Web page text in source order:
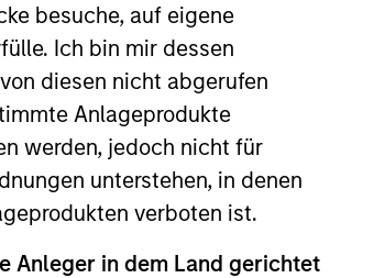
besuche, auf eigene
Ich bin mir dessen
diesen nicht abgerufen
Anlageprodukte
werden, jedoch nicht für
unterstehen, in denen
verboten ist.
Anleger in dem Land gerichtet
investieren, die an
Arabische Emirate,
Sektorallokationen mit
nach unterbewertet